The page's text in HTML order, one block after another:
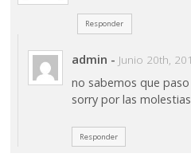
Responder
admin - Junio 20th,
no sabemos que
sorry por las
Responder